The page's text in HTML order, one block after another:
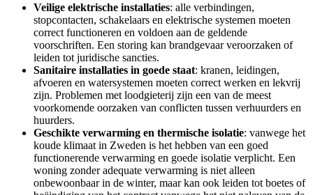
Veilige elektrische installaties: alle verbindingen,
stopcontacten, schakelaars en elektrische systemen moeten
correct functioneren en voldoen aan de geldende
voorschriften. Een storing kan brandgevaar veroorzaken of
leiden tot juridische sancties.
Sanitaire installaties in goede staat: kranen, leidingen,
afvoeren en watersystemen moeten correct werken en lekvrij
zijn. Problemen met loodgieterij zijn een van de meest
voorkomende oorzaken van conflicten tussen verhuurders en
huurders.
Geschikte verwarming en thermische isolatie: vanwege het
koude klimaat in Zweden is het hebben van een goed
functionerende verwarming en goede isolatie verplicht. Een
woning zonder adequate verwarming is niet alleen
onbewoonbaar in de winter, maar kan ook leiden tot boetes of